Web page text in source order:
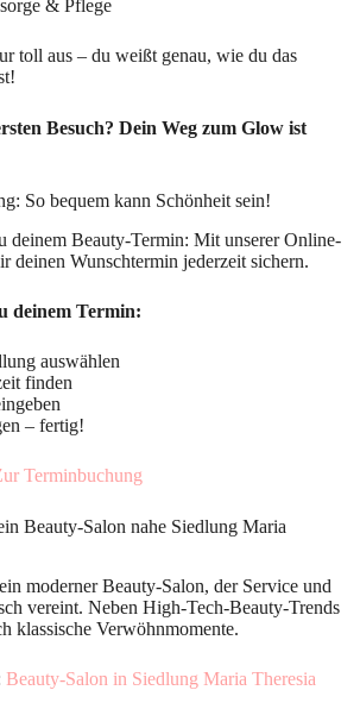
& Pflege
toll aus – du weißt genau, wie du das
Besuch? Dein Weg zum Glow ist
So bequem kann Schönheit sein!
deinem Beauty-Termin: Mit unserer Online-
deinen Wunschtermin jederzeit sichern.
deinem Termin:
auswählen
finden
– fertig!
Terminbuchung
Beauty-Salon nahe Siedlung Maria
moderner Beauty-Salon, der Service und
vereint. Neben High-Tech-Beauty-Trends
klassische Verwöhnmomente.
Beauty-Salon in Siedlung Maria Theresia